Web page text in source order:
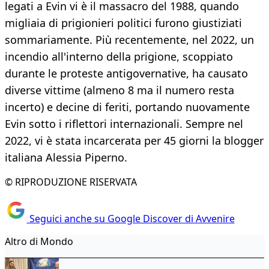
legati a Evin vi è il massacro del 1988, quando
migliaia di prigionieri politici furono giustiziati
sommariamente. Più recentemente, nel 2022, un
incendio all'interno della prigione, scoppiato
durante le proteste antigovernative, ha causato
diverse vittime (almeno 8 ma il numero resta
incerto) e decine di feriti, portando nuovamente
Evin sotto i riflettori internazionali. Sempre nel
2022, vi è stata incarcerata per 45 giorni la blogger
italiana Alessia Piperno.
© RIPRODUZIONE RISERVATA
Seguici anche su Google Discover di Avvenire
Altro di Mondo